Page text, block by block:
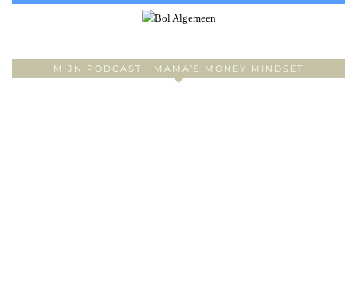
MIJN PODCAST | MAMA’S MONEY MINDSET